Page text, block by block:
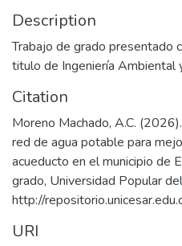
Description
Trabajo de grado presentado
titulo de Ingeniería Ambiental
Citation
Moreno Machado, A.C.
red de agua potable para
acueducto en el municipio de
grado, Universidad Popular
http://
URI